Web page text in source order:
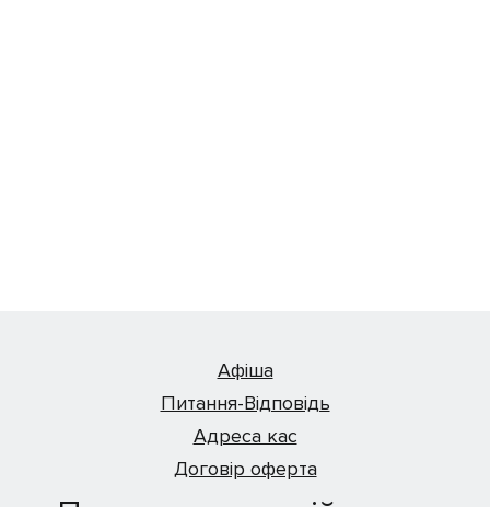
Афіша
Питання-Відповідь
Адреса кас
Договір оферта